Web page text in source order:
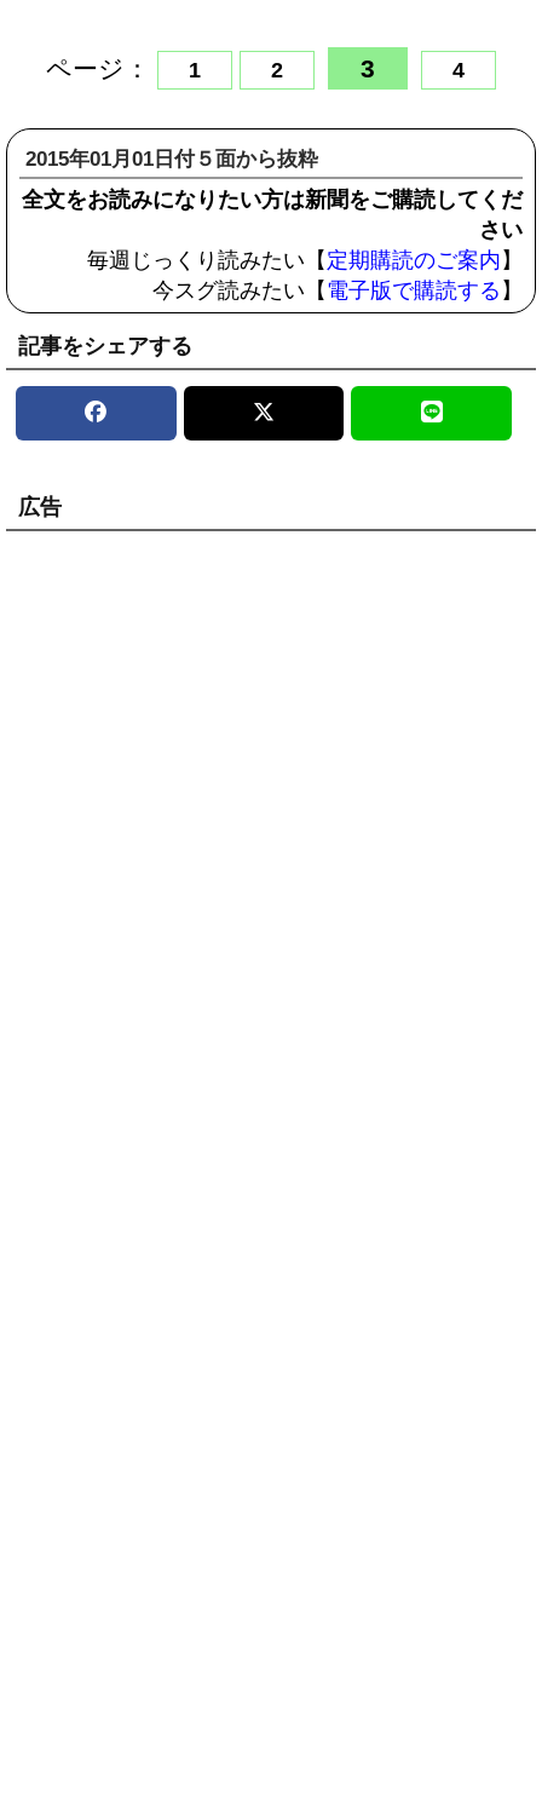
ページ： 1 2 3 4
2015年01月01日付５面から抜粋
全文をお読みになりたい方は新聞をご購読してくだ
さい
毎週じっくり読みたい【 定期購読のご案内 】
今スグ読みたい【 電子版で購読する 】
記事をシェアする
広告